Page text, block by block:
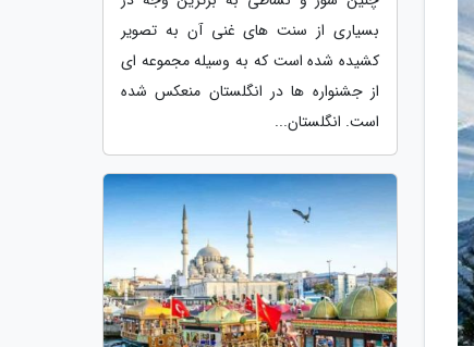
بسیاری از سنت های غنی آن به تصویر
کشیده شده است که به وسیله مجموعه ای
از جشنواره ها در انگلستان منعکس شده
است. انگلستان...